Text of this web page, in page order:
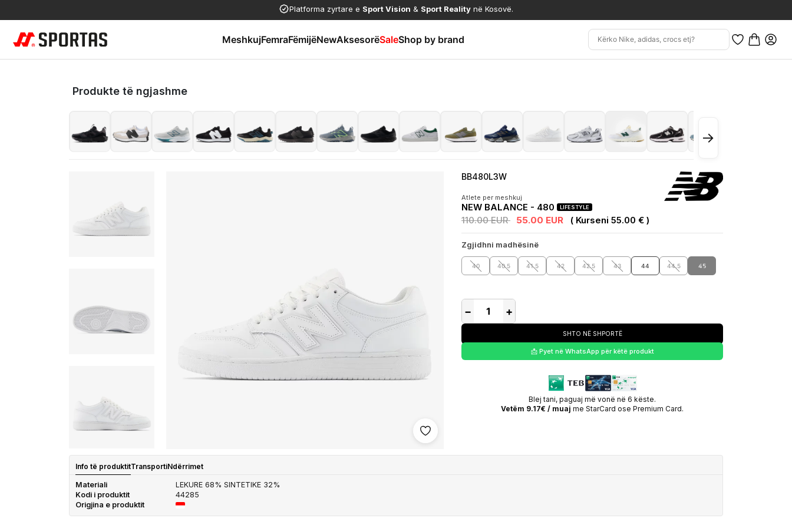
Platforma zyrtare e Sport Vision & Sport Reality në Kosovë.
MeshkujFemraFëmijëNewAksesorëSaleShop by brand
Produkte të ngjashme
→
Shto në wishlist
BB480L3W
Atlete per meshkuj
NEW BALANCE - 480 LIFESTYLE
110.00 EUR 55.00 EUR ( Kurseni 55.00 € )
Zgjidhni madhësinë
40 40.5 41.5 42 42.5 43 44 44.5 45
− +
SHTO NË SHPORTË
📩 Pyet në WhatsApp për këtë produkt
Blej tani, paguaj më vonë në 6 këste.
Vetëm 9.17€ / muaj me StarCard ose Premium Card.
Info të produktitTransportiNdërrimet
Materiali
LEKURE 68% SINTETIKE 32%
Kodi i produktit
44285
Origjina e produktit